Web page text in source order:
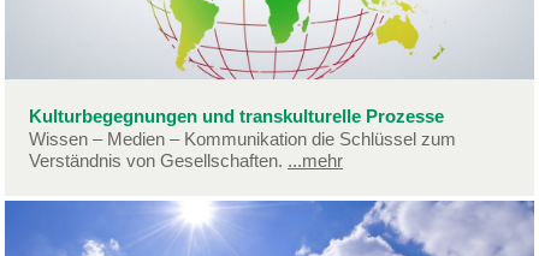
Kulturbegegnungen und transkulturelle Prozesse
Wissen – Medien – Kommunikation die Schlüssel zum
Verständnis von Gesellschaften. ...mehr